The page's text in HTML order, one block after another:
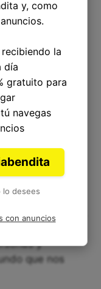
tiene una
en nuestro
amigos o
cumplir con
y tratar
mismos.
nos enseñan
a las
responsabilidad.
y
que nos
y, como
la
día
gratuito para
navegas
lo desees
con anuncios